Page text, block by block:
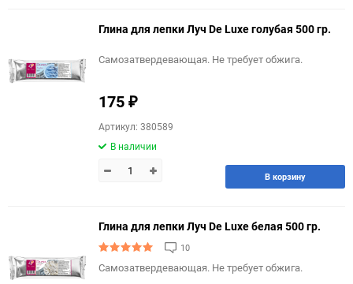
Глина для лепки Луч De Luxe голубая 500 гр.
Самозатвердевающая. Не требует обжига.
175 ₽
Артикул: 380589
В наличии
В корзину
Глина для лепки Луч De Luxe белая 500 гр.
10
Самозатвердевающая. Не требует обжига.